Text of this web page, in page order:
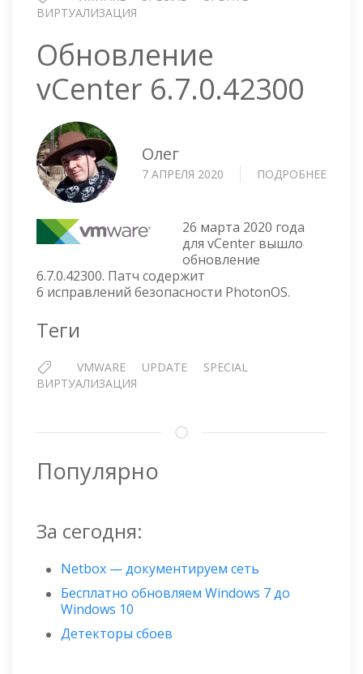
ВИРТУАЛИЗАЦИЯ
Обновление
vCenter 6.7.0.42300
Олег
7 АПРЕЛЯ 2020 ПОДРОБНЕЕ
26 марта 2020 года
для vCenter вышло
обновление
6.7.0.42300. Патч содержит
6 исправлений безопасности PhotonOS.
Теги
VMWARE UPDATE
SPECIAL
ВИРТУАЛИЗАЦИЯ
Популярно
За сегодня:
Netbox — документируем сеть
Бесплатно обновляем Windows 7 до
Windows 10
Детекторы сбоев